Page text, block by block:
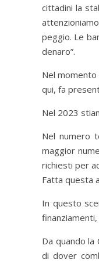
cittadini la
peggio. Le
denaro”.
Nel
qui, fa
Nel 2023
Nel numero
maggior
richiesti per
Fatta questa
In questo
Da quando la
di dover